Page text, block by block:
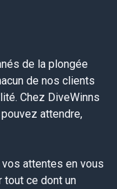
de la plongée
de nos clients
Chez DiveWinns
attendre,
attentes en vous
ce dont un